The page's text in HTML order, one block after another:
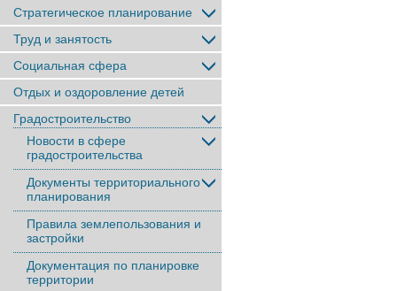
Стратегическое планирование
Труд и занятость
Социальная сфера
Отдых и оздоровление детей
Градостроительство
Новости в сфере
градостроительства
Документы территориального
планирования
Правила землепользования и
застройки
Документация по планировке
территории